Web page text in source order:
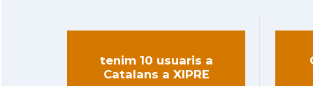
tenim 10 usuaris a
Catalans a XIPRE